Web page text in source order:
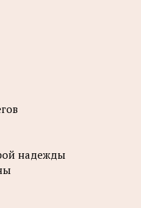
надежды